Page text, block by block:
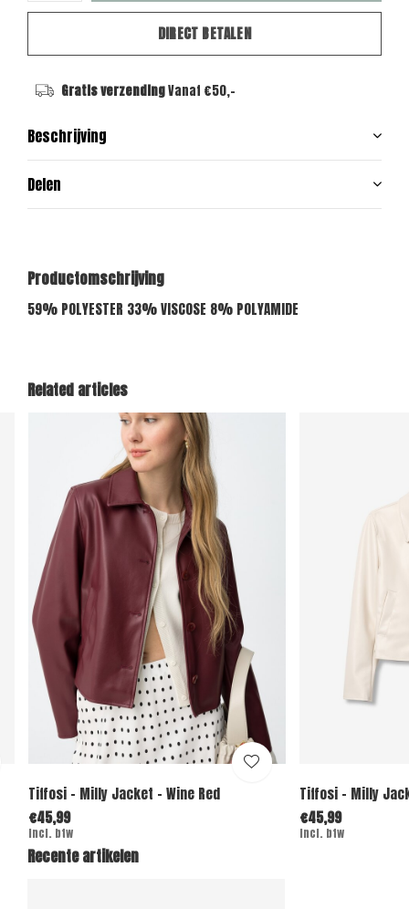
DIRECT BETALEN
Gratis verzendingVanaf €50,-
Beschrijving
Delen
Productomschrijving
59% POLYESTER 33% VISCOSE 8% POLYAMIDE
Related articles
Tiffosi - Milly Jacket - Wine Red
€45,99
Incl. btw
Tiffosi - Milly
€45,99
Incl. btw
Recente artikelen